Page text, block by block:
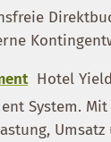
Hotel
System.
Umsatz